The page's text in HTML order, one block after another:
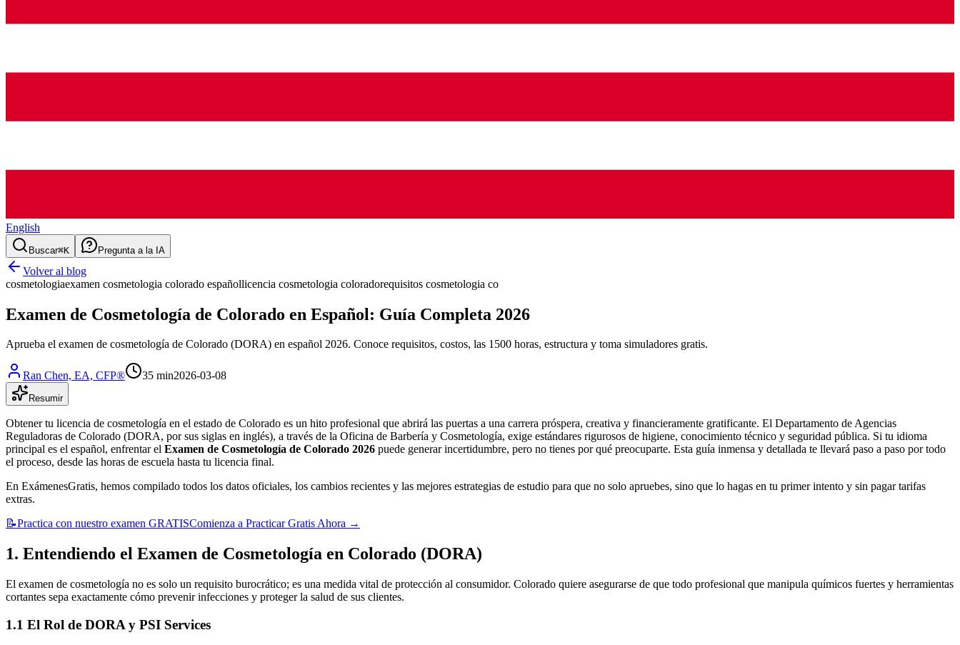
English
Buscar⌘K Pregunta a la IA
Volver al blog
cosmetologiaexamen cosmetologia colorado españollicencia cosmetologia coloradorequisitos cosmetologia co
Examen de Cosmetología de Colorado en Español: Guía Completa 2026
Aprueba el examen de cosmetología de Colorado (DORA) en español 2026. Conoce requisitos, costos, las 1500 horas, estructura y toma simuladores gratis.
Ran Chen, EA, CFP® 35 min2026-03-08
Resumir
Obtener tu licencia de cosmetología en el estado de Colorado es un hito profesional que abrirá las puertas a una carrera próspera, creativa y financieramente gratificante. El Departamento de Agencias
Reguladoras de Colorado (DORA, por sus siglas en inglés), a través de la Oficina de Barbería y Cosmetología, exige estándares rigurosos de higiene, conocimiento técnico y seguridad pública. Si tu idioma
principal es el español, enfrentar el Examen de Cosmetología de Colorado 2026 puede generar incertidumbre, pero no tienes por qué preocuparte. Esta guía inmensa y detallada te llevará paso a paso por todo
el proceso, desde las horas de escuela hasta tu licencia final.
En ExámenesGratis, hemos compilado todos los datos oficiales, los cambios recientes y las mejores estrategias de estudio para que no solo apruebes, sino que lo hagas en tu primer intento y sin pagar tarifas
extras.
📝Practica con nuestro examen GRATISComienza a Practicar Gratis Ahora →
1. Entendiendo el Examen de Cosmetología en Colorado (DORA)
El examen de cosmetología no es solo un requisito burocrático; es una medida vital de protección al consumidor. Colorado quiere asegurarse de que todo profesional que manipula químicos fuertes y herramientas
cortantes sepa exactamente cómo prevenir infecciones y proteger la salud de sus clientes.
1.1 El Rol de DORA y PSI Services